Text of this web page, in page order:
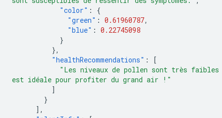
"color" :
{
"green" : 0.61960787,
"blue" : 0.22745098
}
},
"healthRecommendations" :
[
"Les niveaux de pollen sont très
est idéale pour profiter du grand air !"
]
}
],